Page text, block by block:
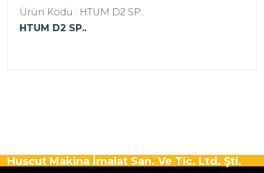
Ürün Kodu : HTUM D2 SP..
HTUM D2 SP..
Huscut Makina İmalat San. Ve Tic. Ltd. Şti.